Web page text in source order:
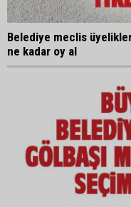
Belediye meclis
ne kadar oy al